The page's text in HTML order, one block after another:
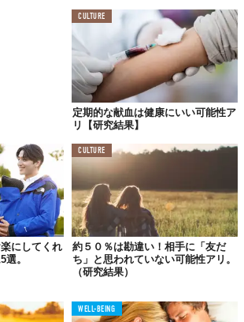
Reference:東京大学 大学院総合文化研究科・教養学部
TABI LABO
界は、もっと広いはずだ。
CULTURE
定期的な献血は健康にいい可能性ア
リ【研究結果】
にしてくれ
。
CULTURE
約５０％は勘違い！相手に「友だ
ち」と思われていない可能性アリ。
（研究結果）
WELL-BEING